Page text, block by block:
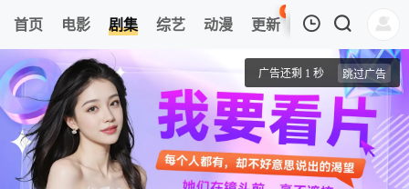
首页 电影 剧集 综艺 动漫 更新
65
热榜 APP
我的观影记录
1
新进职员姜会长
清空